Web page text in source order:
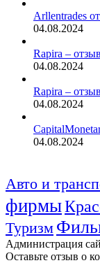
Arllentrades
04.08.2024
Rapira –
04.08.2024
Rapira –
04.08.2024
04.08.2024
Авто и
фирмы
Туризм
Администрация
Оставьте отзыв о